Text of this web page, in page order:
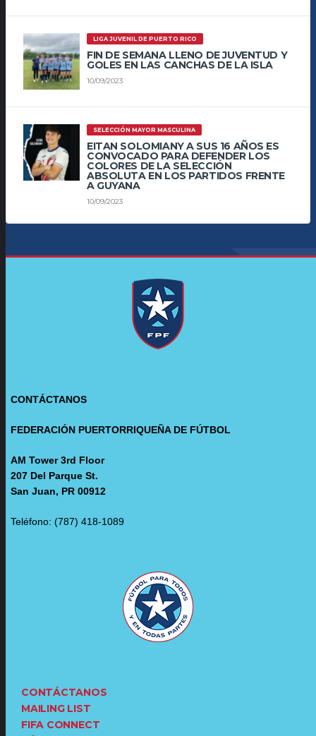
LIGA JUVENIL DE PUERTO RICO
FIN DE SEMANA LLENO DE JUVENTUD Y
GOLES EN LAS CANCHAS DE LA ISLA
10/09/2023
SELECCIÓN MAYOR MASCULINA
EITAN SOLOMIANY A SUS 16 AÑOS ES
CONVOCADO PARA DEFENDER LOS
COLORES DE LA SELECCIÓN
ABSOLUTA EN LOS PARTIDOS FRENTE
A GUYANA
10/09/2023
CONTÁCTANOS
FEDERACIÓN PUERTORRIQUEÑA DE FÚTBOL
AM Tower 3rd Floor
207 Del Parque St.
San Juan, PR 00912
Teléfono: (787) 418-1089
CONTÁCTANOS
MAILING LIST
FIFA CONNECT